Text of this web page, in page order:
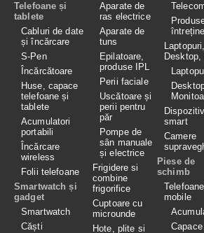
Telefoane și
tablete
Cabluri de date
și încărcare
S-Pen
Încărcătoare
Huse, capace
telefoane și
tablete
Acumulatori
portabili
Încărcare
wireless
Folii telefoane
Smartwatch și
gadget
Smartwatch
Căști
Aparate de
ras electrice
Aparate de
tuns
Epilatoare,
produse IPL
Perii faciale
Uscătoare și
perii pentru
păr
Pompe de
sân manuale
și electrice
Frigidere si
combine
frigorifice
Cuptoare cu
microunde
Hote, plite si
Laptopuri,
Desktop,
smart
Camere
Piese de
schimb
Telefoane
mobile